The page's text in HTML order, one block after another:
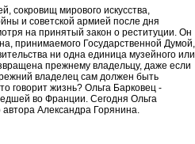
сокровищ мирового искусства,
и советской армией после дня
на принятый закон о реституции. Он
принимаемого Государственной Думой,
ни одна единица музейного или
прежнему владельцу, даже если
владелец сам должен быть
говорит жизнь? Ольга Барковец -
во Франции. Сегодня Ольга
Александра Горянина.